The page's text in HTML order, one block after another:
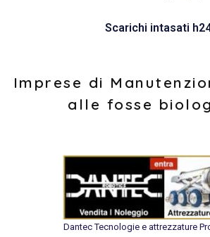
Scarichi intasati
Imprese di
alle fosse
Dantec Tecnologie e attrezzature